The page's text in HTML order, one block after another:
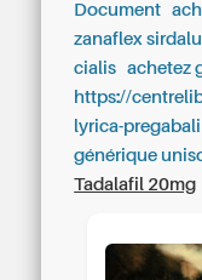
Document
zanaflex
cialis
achetez
https://
lyrica-
générique
Tadalafil 20mg